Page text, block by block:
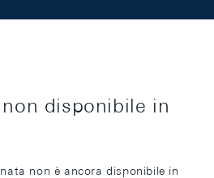
disponibile in
non è ancora disponibile in